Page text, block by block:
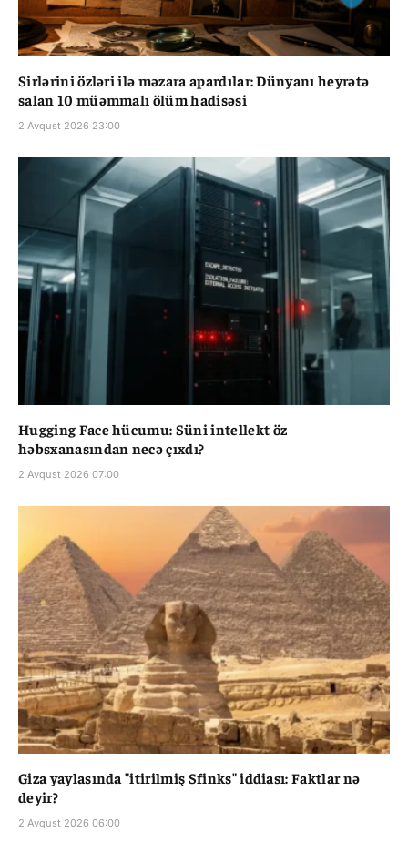
Sirlərini özləri ilə məzara apardılar: Dünyanı heyrətə
salan 10 müəmmalı ölüm hadisəsi
2 Avqust 2026 23:00
Hugging Face hücumu: Süni intellekt öz
həbsxanasından necə çıxdı?
2 Avqust 2026 07:00
Giza yaylasında "itirilmiş Sfinks" iddiası: Faktlar nə
deyir?
2 Avqust 2026 06:00